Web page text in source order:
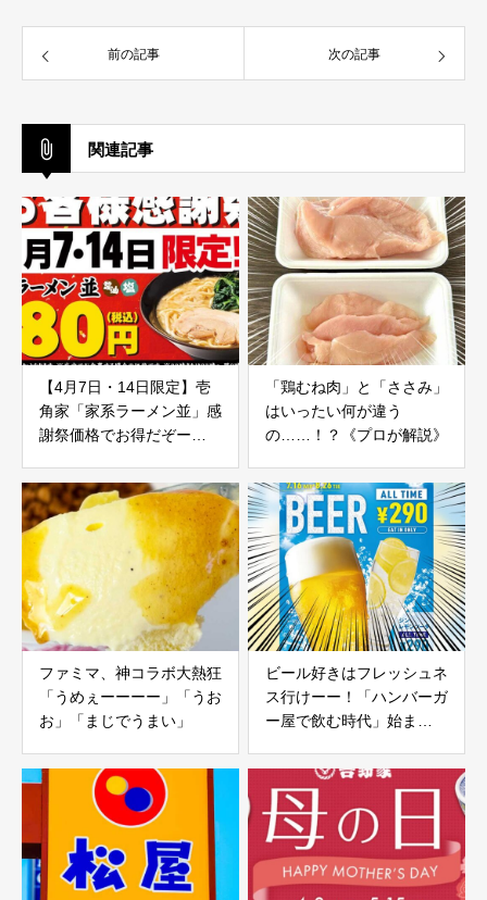
前の記事 次の記事
関連記事
【4月7日・14日限定】壱
角家「家系ラーメン並」感
謝祭価格でお得だぞー
「鶏むね肉」と「ささみ」
はいったい何が違う
の……！？《プロが解説》
ファミマ、神コラボ大熱狂
「うめぇーーーー」「うお
お」「まじでうまい」
ビール好きはフレッシュネ
ス行けーー！「ハンバーガ
ー屋で飲む時代」始ま
衝撃